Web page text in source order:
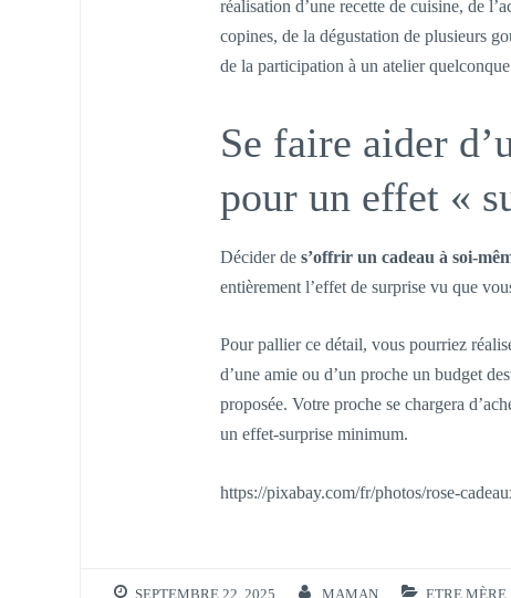
réalisation d’une recette de cuisine, de
copines, de la dégustation de plusieurs
de la participation à un atelier
Se faire aider
pour un effet «
Décider de s’offrir un cadeau à soi-
entièrement l’effet de surprise vu que
Pour pallier ce détail, vous pourriez
d’une amie ou d’un proche un budget
proposée. Votre proche se chargera
un effet-surprise minimum.
https://pixabay.com/fr/photos/rose-
SEPTEMBRE 22, 2025 MAMAN ETRE MÈRE